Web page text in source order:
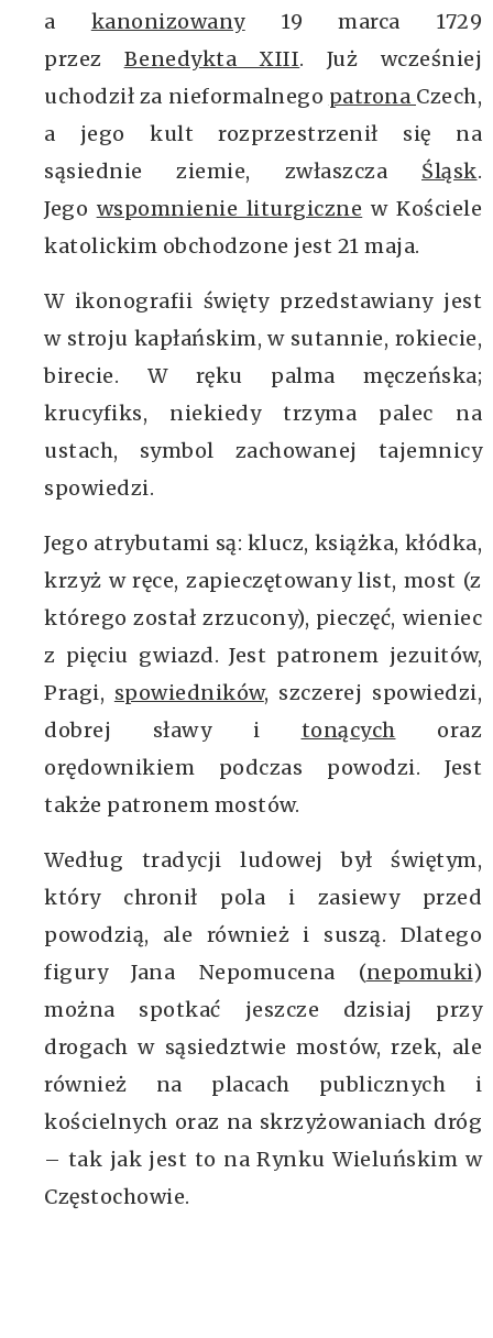
a kanonizowany19 marca 1729
przez Benedykta XIII. Już wcześniej
uchodził za nieformalnego patrona Czech,
a jego kult rozprzestrzenił się na
sąsiednie ziemie, zwłaszcza Śląsk.
Jego wspomnienie liturgiczne w Kościele
katolickim obchodzone jest 21 maja.
W ikonografii święty przedstawiany jest
w stroju kapłańskim, w sutannie, rokiecie,
birecie. W ręku palma męczeńska;
krucyfiks, niekiedy trzyma palec na
ustach, symbol zachowanej tajemnicy
spowiedzi.
Jego atrybutami są: klucz, książka, kłódka,
krzyż w ręce, zapieczętowany list, most (z
którego został zrzucony), pieczęć, wieniec
z pięciu gwiazd. Jest patronem jezuitów,
Pragi, spowiedników, szczerej spowiedzi,
dobrej sławy i tonących oraz
orędownikiem podczas powodzi. Jest
także patronem mostów.
Według tradycji ludowej był świętym,
który chronił pola i zasiewy przed
powodzią, ale również i suszą. Dlatego
figury Jana Nepomucena (nepomuki)
można spotkać jeszcze dzisiaj przy
drogach w sąsiedztwie mostów, rzek, ale
również na placach publicznych i
kościelnych oraz na skrzyżowaniach dróg
– tak jak jest to na Rynku Wieluńskim w
Częstochowie.